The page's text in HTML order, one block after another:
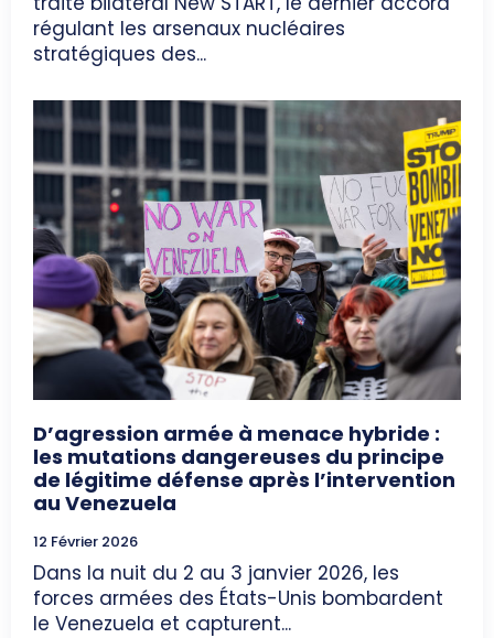
régulant les arsenaux nucléaires
stratégiques des...
D’agression armée à menace hybride :
les mutations dangereuses du principe
de légitime défense après l’intervention
au Venezuela
12 Février 2026
Dans la nuit du 2 au 3 janvier 2026, les
forces armées des États-Unis bombardent
le Venezuela et capturent...